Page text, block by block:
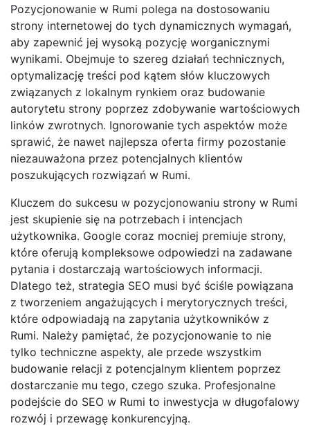
Pozycjonowanie w Rumi polega na dostosowaniu
strony internetowej do tych dynamicznych wymagań,
aby zapewnić jej wysoką pozycję worganicznymi
wynikami. Obejmuje to szereg działań technicznych,
optymalizację treści pod kątem słów kluczowych
związanych z lokalnym rynkiem oraz budowanie
autorytetu strony poprzez zdobywanie wartościowych
linków zwrotnych. Ignorowanie tych aspektów może
sprawić, że nawet najlepsza oferta firmy pozostanie
niezauważona przez potencjalnych klientów
poszukujących rozwiązań w Rumi.
Kluczem do sukcesu w pozycjonowaniu strony w Rumi
jest skupienie się na potrzebach i intencjach
użytkownika. Google coraz mocniej premiuje strony,
które oferują kompleksowe odpowiedzi na zadawane
pytania i dostarczają wartościowych informacji.
Dlatego też, strategia SEO musi być ściśle powiązana
z tworzeniem angażujących i merytorycznych treści,
które odpowiadają na zapytania użytkowników z
Rumi. Należy pamiętać, że pozycjonowanie to nie
tylko techniczne aspekty, ale przede wszystkim
budowanie relacji z potencjalnym klientem poprzez
dostarczanie mu tego, czego szuka. Profesjonalne
podejście do SEO w Rumi to inwestycja w długofalowy
rozwój i przewagę konkurencyjną.